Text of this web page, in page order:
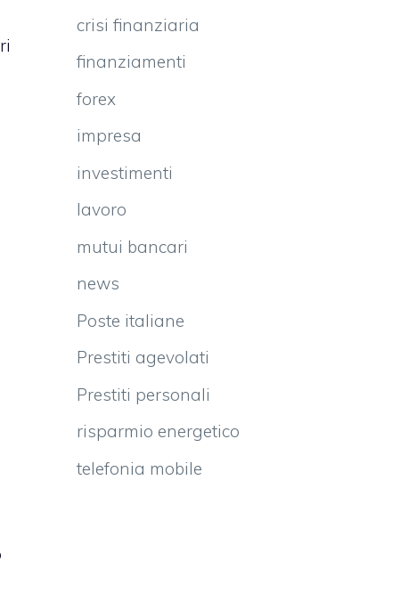
crisi finanziaria
finanziamenti
forex
impresa
investimenti
lavoro
mutui bancari
news
Poste italiane
Prestiti agevolati
Prestiti personali
risparmio energetico
telefonia mobile